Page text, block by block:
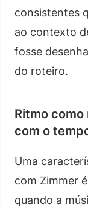
consistentes
ao contexto
fosse
do roteiro.
Ritmo
com o
Uma
com Zimmer
quando a